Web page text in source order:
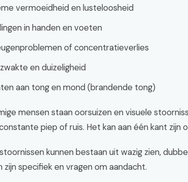
vermoeidheid en lusteloosheid
in handen en voeten
of concentratieverlies
en duizeligheid
aan tong en mond (brandende tong)
mensen staan oorsuizen en visuele
piep of ruis. Het kan aan één kant zijn
kunnen bestaan uit wazig zien,
zijn specifiek en vragen om aandacht.